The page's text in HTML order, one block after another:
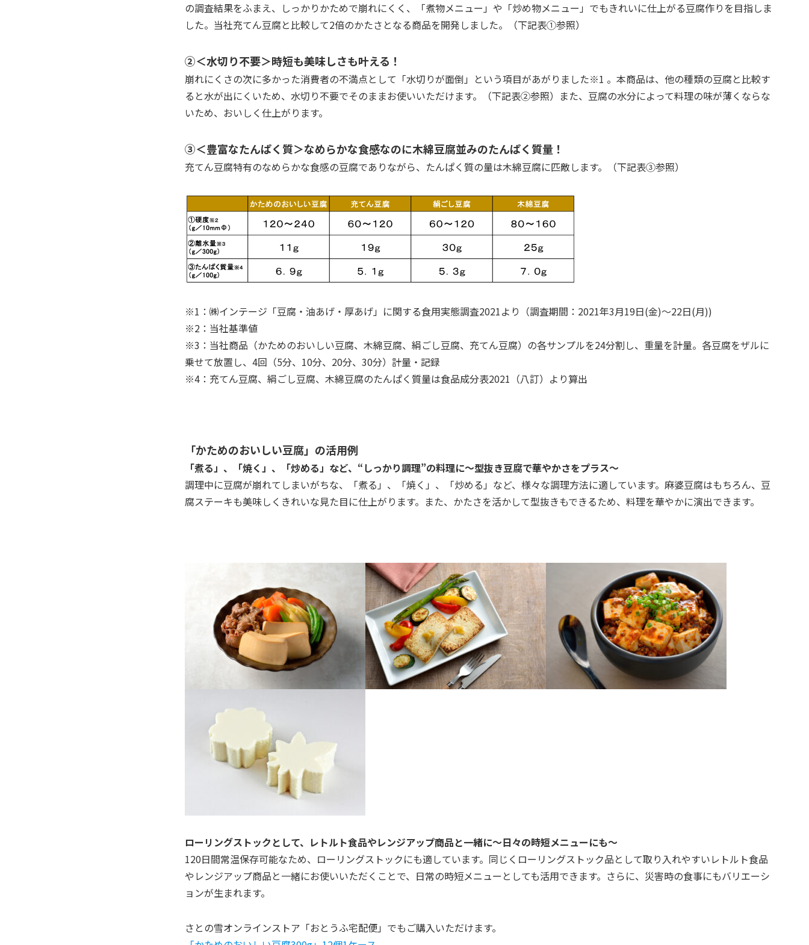
の調査結果をふまえ、しっかりかためで崩れにくく、「煮物メニュー」や「炒め物メニュー」でもきれいに仕上がる豆腐作りを目指しま
した。当社充てん豆腐と比較して2倍のかたさとなる商品を開発しました。（下記表①参照）
②＜水切り不要＞時短も美味しさも叶える！
崩れにくさの次に多かった消費者の不満点として「水切りが面倒」という項目があがりました※1 。本商品は、他の種類の豆腐と比較す
ると水が出にくいため、水切り不要でそのままお使いいただけます。（下記表②参照）また、豆腐の水分によって料理の味が薄くならな
いため、おいしく仕上がります。
③＜豊富なたんぱく質＞なめらかな食感なのに木綿豆腐並みのたんぱく質量！
充てん豆腐特有のなめらかな食感の豆腐でありながら、たんぱく質の量は木綿豆腐に匹敵します。（下記表③参照）
※1：㈱インテージ「豆腐・油あげ・厚あげ」に関する食用実態調査2021より（調査期間：2021年3月19日(金)～22日(月))
※2：当社基準値
※3：当社商品（かためのおいしい豆腐、木綿豆腐、絹ごし豆腐、充てん豆腐）の各サンプルを24分割し、重量を計量。各豆腐をザルに
乗せて放置し、4回（5分、10分、20分、30分）計量・記録
※4：充てん豆腐、絹ごし豆腐、木綿豆腐のたんぱく質量は食品成分表2021（八訂）より算出
「かためのおいしい豆腐」の活用例
「煮る」、「焼く」、「炒める」など、“しっかり調理”の料理に～型抜き豆腐で華やかさをプラス～
調理中に豆腐が崩れてしまいがちな、「煮る」、「焼く」、「炒める」など、様々な調理方法に適しています。麻婆豆腐はもちろん、豆
腐ステーキも美味しくきれいな見た目に仕上がります。また、かたさを活かして型抜きもできるため、料理を華やかに演出できます。
ローリングストックとして、レトルト食品やレンジアップ商品と一緒に～日々の時短メニューにも～
120日間常温保存可能なため、ローリングストックにも適しています。同じくローリングストック品として取り入れやすいレトルト食品
やレンジアップ商品と一緒にお使いいただくことで、日常の時短メニューとしても活用できます。さらに、災害時の食事にもバリエーシ
ョンが生まれます。
さとの雪オンラインストア「おとうふ宅配便」でもご購入いただけます。